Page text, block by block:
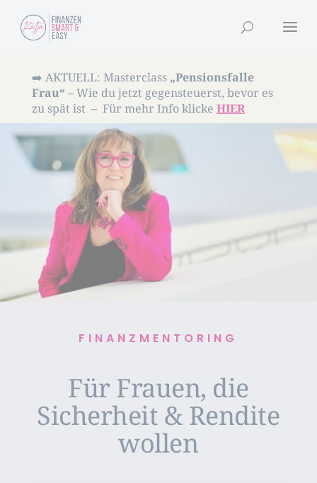
➡️ AKTUELL: Masterclass „Pensionsfalle
Frau“ – Wie du jetzt gegensteuerst, bevor es
zu spät ist – Für mehr Info klicke HIER
FINANZMENTORING
Für Frauen, die
Sicherheit & Rendite
wollen
window